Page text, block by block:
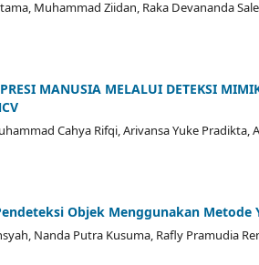
Muhammad Ziidan, Raka Devananda
MANUSIA MELALUI DETEKSI
Cahya Rifqi, Arivansa Yuke Pradikta,
Objek Menggunakan Metode
Nanda Putra Kusuma, Rafly Pramudia